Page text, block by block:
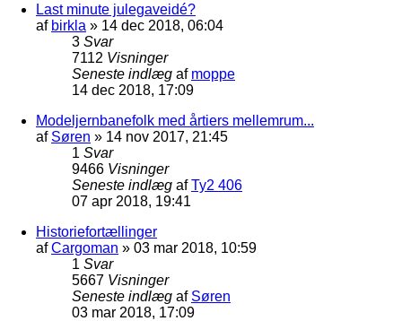
Last minute julegaveidé?
af birkla » 14 dec 2018, 06:04
3 Svar
7112 Visninger
Seneste indlæg af moppe
14 dec 2018, 17:09
Modeljernbanefolk med årtiers mellemrum...
af Søren » 14 nov 2017, 21:45
1 Svar
9466 Visninger
Seneste indlæg afTy2 406
07 apr 2018, 19:41
Historiefortællinger
afCargoman » 03 mar 2018, 10:59
1 Svar
5667 Visninger
Seneste indlæg af Søren
03 mar 2018, 17:09